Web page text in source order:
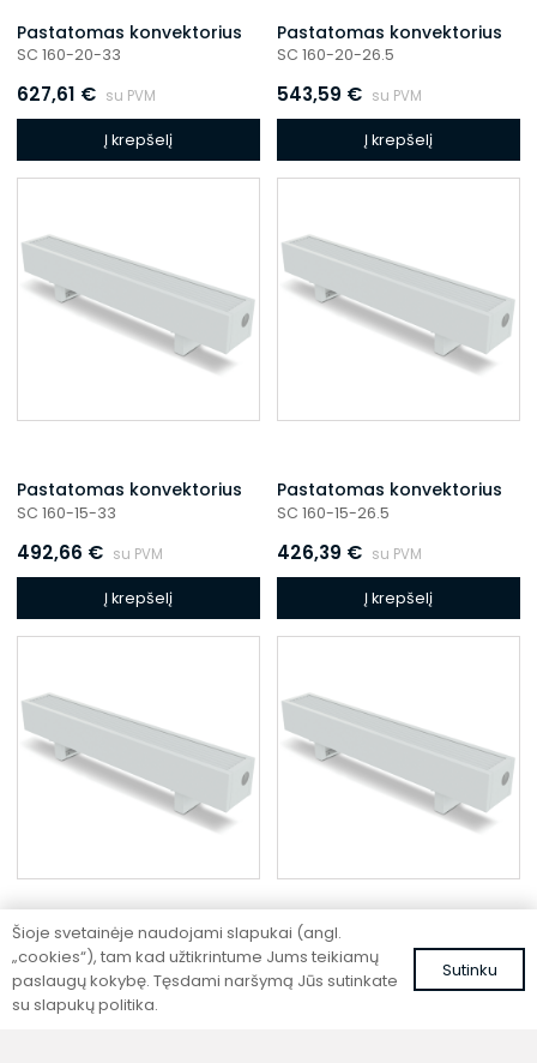
Pastatomas konvektorius
SC 160-20-33
627,61 € su PVM
Į krepšelį
Pastatomas konvektorius
SC 160-20-26.5
543,59 € su PVM
Į krepšelį
Pastatomas konvektorius
SC 160-15-33
492,66 € su PVM
Į krepšelį
Pastatomas konvektorius
SC 160-15-26.5
426,39 € su PVM
Į krepšelį
Pastatomas konvektorius
SC 160-25-14.5
397,80€ su PVM
Pastatomas konvektorius
SC 160-15-21.5
Šioje svetainėje naudojami slapukai (angl.
„cookies“), tam kad užtikrintume Jums teikiamų
paslaugų kokybę. Tęsdami naršymą Jūs sutinkate
su slapukų politika.
Sutinku